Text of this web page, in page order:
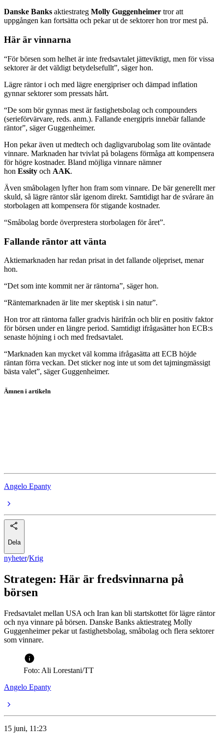
Danske Banks aktiestrateg Molly Guggenheimer tror att
uppgången kan fortsätta och pekar ut de sektorer hon tror mest på.
Här är vinnarna
“För börsen som helhet är inte fredsavtalet jätteviktigt, men för vissa
sektorer är det väldigt betydelsefullt”, säger hon.
Lägre räntor i och med lägre energipriser och dämpad inflation
gynnar sektorer som pressats hårt.
“De som bör gynnas mest är fastighetsbolag och compounders
(serieförvärvare, reds. anm.). Fallande energipris innebär fallande
räntor”, säger Guggenheimer.
Hon pekar även ut medtech och dagligvarubolag som lite oväntade
vinnare. Marknaden har tvivlat på bolagens förmåga att kompensera
för högre kostnader. Bland möjliga vinnare nämner
hon Essity och AAK.
Även småbolagen lyfter hon fram som vinnare. De bär generellt mer
skuld, så lägre räntor slår igenom direkt. Samtidigt har de svårare än
storbolagen att kompensera för stigande kostnader.
“Småbolag borde överprestera storbolagen för året”.
Fallande räntor att vänta
Aktiemarknaden har redan prisat in det fallande oljepriset, menar
hon.
“Det som inte kommit ner är räntorna”, säger hon.
“Räntemarknaden är lite mer skeptisk i sin natur”.
Hon tror att räntorna faller gradvis härifrån och blir en positiv faktor
för börsen under en längre period. Samtidigt ifrågasätter hon ECB:s
senaste höjning i och med fredsavtalet.
“Marknaden kan mycket väl komma ifrågasätta att ECB höjde
räntan förra veckan. Det sticker nog inte ut som det tajmingmässigt
bästa valet”, säger Guggenheimer.
Ämnen i artikeln
Angelo Epanty
Dela
nyheter/Krig
Strategen: Här är fredsvinnarna på
börsen
Fredsavtalet mellan USA och Iran kan bli startskottet för lägre räntor
och nya vinnare på börsen. Danske Banks aktiestrateg Molly
Guggenheimer pekar ut fastighetsbolag, småbolag och flera sektorer
som vinnare.
Foto: Ali Lorestani/TT
Angelo Epanty
15 juni, 11:23